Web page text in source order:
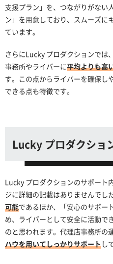
支援プラン」を、つながりがない
ン」を用意しており、スムーズに
ています。
さらにLucky プロダクションでは
事務所やライバーに平均よりも高
す。この点からライバーを確保し
できる点も特徴です。
Lucky プロダクショ
Lucky プロダクションのサポート
ジに詳細の記載はありませんでし
可能であるほか、「安心のサポー
め、ライバーとして安全に活動で
のと思われます。代理店事務所の
ハウを用いてしっかりサポートし